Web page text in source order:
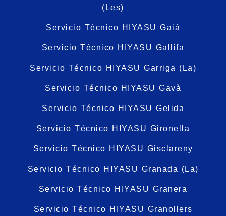
(Les)
Servicio Técnico HIYASU Gaià
Servicio Técnico HIYASU Gallifa
Servicio Técnico HIYASU Garriga (La)
Servicio Técnico HIYASU Gavà
Servicio Técnico HIYASU Gelida
Servicio Técnico HIYASU Gironella
Servicio Técnico HIYASU Gisclareny
Servicio Técnico HIYASU Granada (La)
Servicio Técnico HIYASU Granera
Servicio Técnico HIYASU Granollers